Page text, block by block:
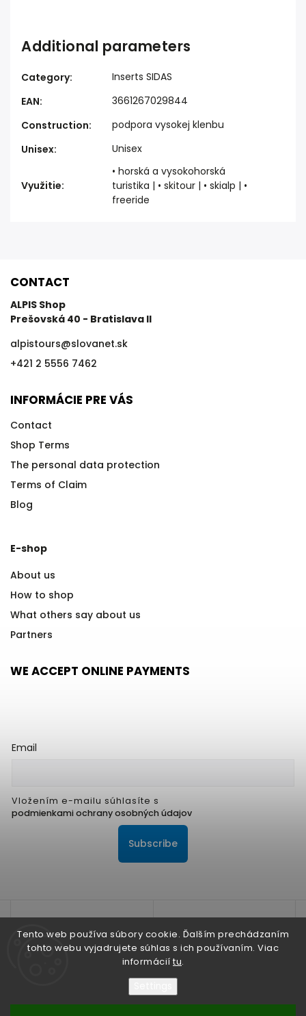
Tento web používa súbory cookie. Ďalším prechádzaním
tohto webu vyjadrujete súhlas s ich používaním. Viac
informácií tu.
Additional parameters
Category:
Inserts SIDAS
EAN:
3661267029844
Construction:
podpora vysokej klenbu
Unisex: Unisex
Využitie:
• horská a vysokohorská
turistika | • skitour | • skialp | •
freeride
CONTACT
ALPIS Shop
Prešovská 40 - Bratislava II
alpistours@slovanet.sk
+421 2 5556 7462
INFORMÁCIE PRE VÁS
Contact
Shop Terms
The personal data protection
Terms of Claim
Blog
E-shop
About us
How to shop
What others say about us
Partners
WE ACCEPT ONLINE PAYMENTS
Email
Vložením e-mailu súhlasíte s
podmienkami ochrany osobných údajov
Subscribe
Na zlepšenie našich služieb používame cookies. O ich
používaní a možnostiach nastavenia sa dozviete viac v